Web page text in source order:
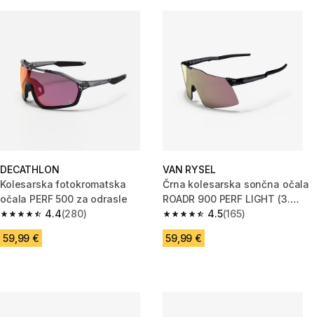
DECATHLON
Kolesarska fotokromatska
očala PERF 500 za odrasle
4.4
4.4 od 5 zvezdic from 280 ocene
(280)
59,99 €
VAN RYSEL
Črna kolesarska sončna očala
ROADR 900 PERF LIGHT (3.
kategorija)4.5
4.5 od 5 zvezdic from 165
(165)
59,99 €